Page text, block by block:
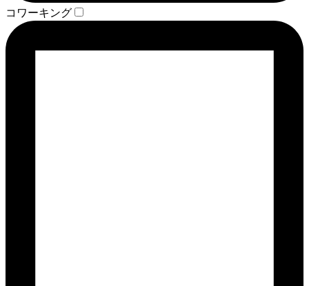
コワーキング